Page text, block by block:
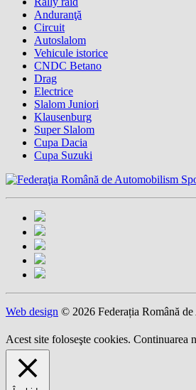
Anduranţă
Circuit
Autoslalom
Vehicule istorice
CNDC Betano
Drag
Electrice
Slalom Juniori
Klausenburg
Super Slalom
Cupa Dacia
Cupa Suzuki
Web design © 2026 Federația Română
Acest site foloseşte cookies. Continuarea